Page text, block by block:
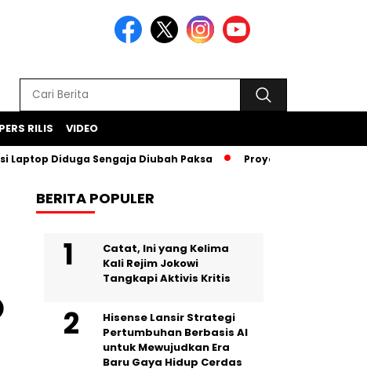
PERS RILIS VIDEO
Diduga Sengaja Diubah Paksa Proyek Iklan Bank BJB
BERITA POPULER
Catat, Ini yang Kelima
Kali Rejim Jokowi
Tangkapi Aktivis Kritis
Hisense Lansir Strategi
Pertumbuhan Berbasis AI
untuk Mewujudkan Era
Baru Gaya Hidup Cerdas